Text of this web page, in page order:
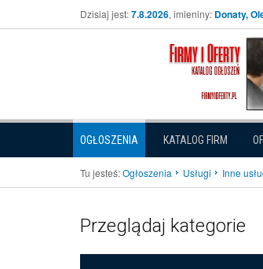
Dzisiaj jest:7.8.2026, imieniny: Donaty,
OGŁOSZENIA KATALOG FIRM
Tu jesteś:Ogłoszenia Usługi Inne
Przeglądaj kategorie